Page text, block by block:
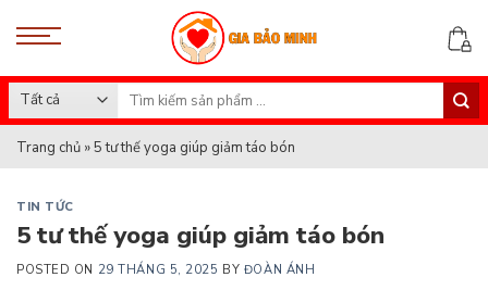
Search
for:
Trang chủ »5 tư thế yoga giúp giảm táo bón
TIN TỨC
5 tư thế yoga giúp giảm táo bón
POSTED ON 29 THÁNG 5, 2025 BY ĐOÀN ÁNH